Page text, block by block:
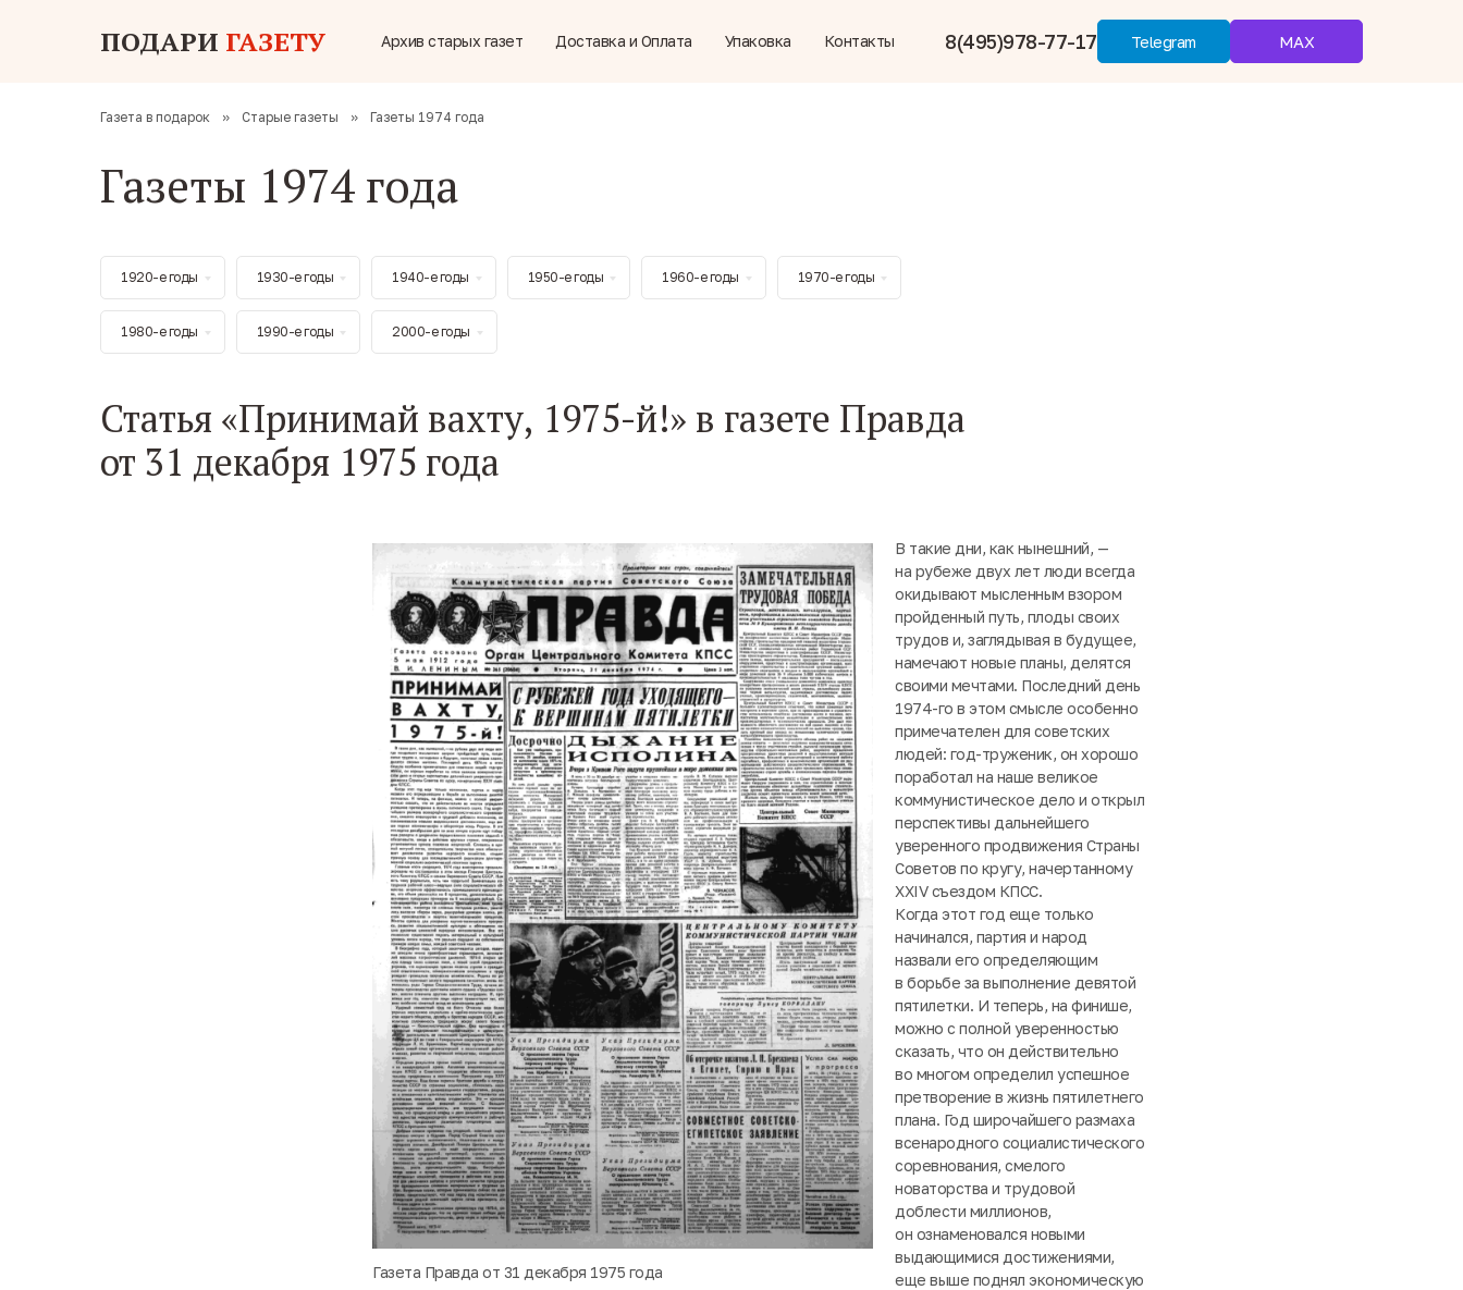
ПОДАРИ ГАЗЕТУ Архив старых газет Доставка и Оплата Упаковка Контакты 8(495)978-77-17 Telegram MAX
Газета в подарок » Старые газеты » Газеты 1974 года
Газеты 1974 года
1920-е годы 1930-е годы 1940-е годы 1950-е годы 1960-е годы 1970-е годы
1980-е годы 1990-е годы 2000-е годы
Статья «Принимай вахту, 1975-й!» в газете Правда
от 31 декабря 1975 года
Газета Правда от 31 декабря 1975 года
В такие дни, как нынешний, —
на рубеже двух лет люди всегда
окидывают мысленным взором
пройденный путь, плоды своих
трудов и, заглядывая в будущее,
намечают новые планы, делятся
своими мечтами. Последний день
1974-го в этом смысле особенно
примечателен для советских
людей: год-труженик, он хорошо
поработал на наше великое
коммунистическое дело и открыл
перспективы дальнейшего
уверенного продвижения Страны
Советов по кругу, начертанному
XXIV съездом КПСС.
Когда этот год еще только
начинался, партия и народ
назвали его определяющим
в борьбе за выполнение девятой
пятилетки. И теперь, на финише,
можно с полной уверенностью
сказать, что он действительно
во многом определил успешное
претворение в жизнь пятилетнего
плана. Год широчайшего размаха
всенародного социалистического
соревнования, смелого
новаторства и трудовой
доблести миллионов,
он ознаменовался новыми
выдающимися достижениями,
еще выше поднял экономическую